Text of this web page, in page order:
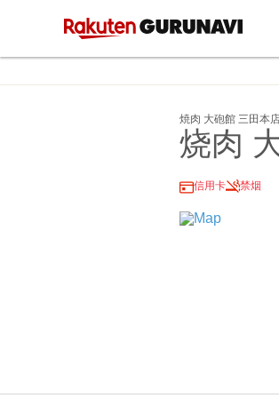
焼肉 大砲館 三田本
烧肉
信用卡 禁烟